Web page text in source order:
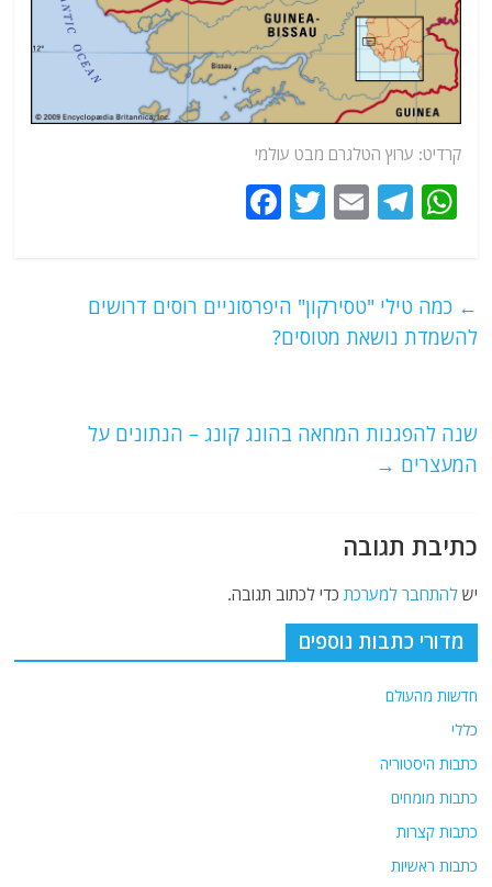
קרדיט: ערוץ הטלגרם מבט עולמי
W
s
A
T
g
ra
E
l
T
er
e
k
← כמה טילי "טסירקון" היפרסוניים רוסים דרושים
להשמדת נושאת מטוסים?
שנה להפגנות המחאה בהונג קונג – הנתונים על
המעצרים →
כתיבת תגובה
ישלהתחבר למערכת כדי לכתוב תגובה.
מדורי כתבות נוספים
חדשות מהעולם
כללי
כתבות היסטוריה
כתבות מומחים
כתבות קצרות
כתבות ראשיות